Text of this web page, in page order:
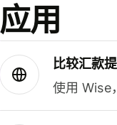
应用
比较汇款
使用 Wise